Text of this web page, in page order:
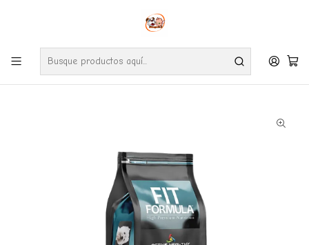
Envíos gratuitos por compras desde $24.990 en la RM (Comunas informadas
Ve nuestras zonas de cobertura diaria.
Inicio Perros Alimentos
Fit Formula Adulto Raza Pequeña 10 Kilos